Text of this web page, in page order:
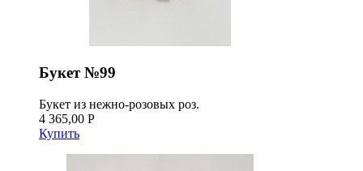
Букет №99
Букет из нежно-розовых роз.
4 365,00 Р
Купить